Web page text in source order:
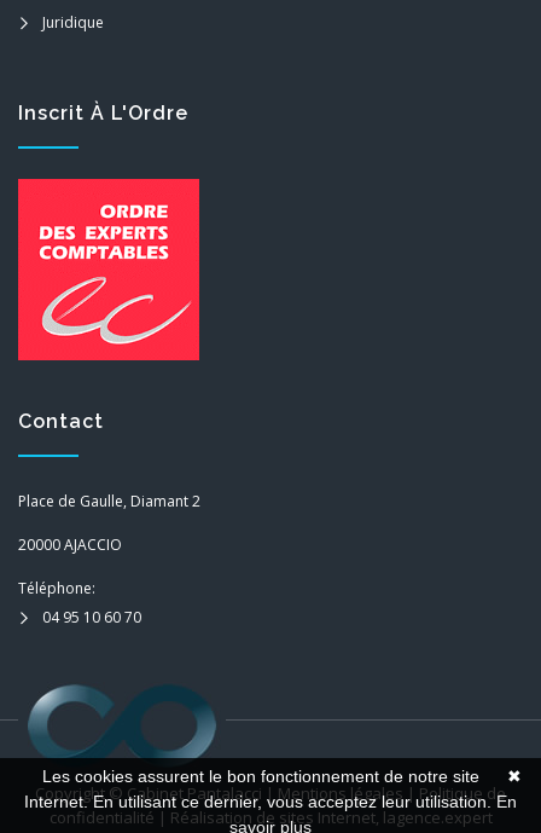
Juridique
Inscrit À L'Ordre
Contact
Place de Gaulle, Diamant 2
20000 AJACCIO
Téléphone:
04 95 10 60 70
Copyright © Cabinet Pantalacci | Mentions légales | Politique de
confidentialité | Réalisation de sites Internet, lagence.expert
✖
Les cookies assurent le bon fonctionnement de notre site
Internet. En utilisant ce dernier, vous acceptez leur utilisation.En
savoir plus